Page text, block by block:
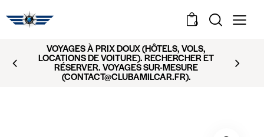
0
VOYAGES À PRIX DOUX (HÔTELS, VOLS,
LOCATIONS DE VOITURE). RECHERCHER ET
RÉSERVER. VOYAGES SUR-MESURE
(CONTACT@CLUBAMILCAR.FR).